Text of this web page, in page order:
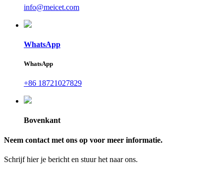
info@meicet.com
WhatsApp
WhatsApp
+86 18721027829
Bovenkant
Neem contact met ons op voor meer informatie.
Schrijf hier je bericht en stuur het naar ons.